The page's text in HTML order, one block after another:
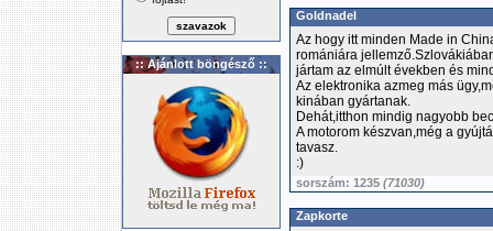
:: Ajánlott böngésző ::
Goldnadel
Az hogy itt minden Made in
romániára
jártam az elmúlt években és
Az elektronika azmeg más
kinában gyártanak.
Dehát,itthon mindig nagyobb
A motorom készvan,még a
tavasz.
:)
sorszám: 1235 (71030)
Zapkorte